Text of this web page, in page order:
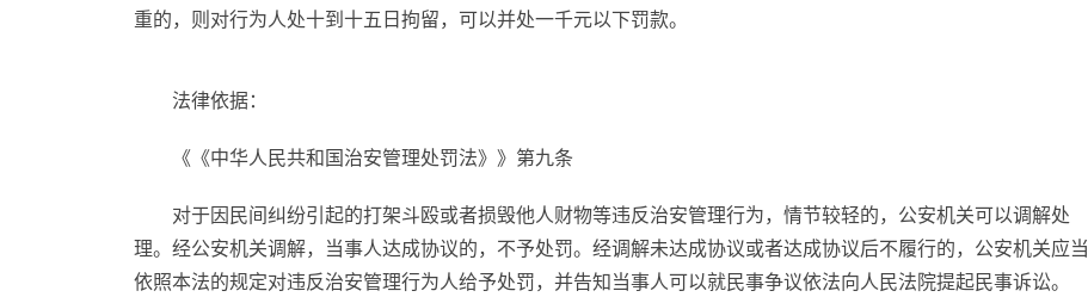
重的，则对行为人处十到十五日拘留，可以并处一千元以下罚款。
法律依据：
《《中华人民共和国治安管理处罚法》》第九条
对于因民间纠纷引起的打架斗殴或者损毁他人财物等违反治安管理行为，情节较轻的，公安机关可以调解处
理。经公安机关调解，当事人达成协议的，不予处罚。经调解未达成协议或者达成协议后不履行的，公安机关应当
依照本法的规定对违反治安管理行为人给予处罚，并告知当事人可以就民事争议依法向人民法院提起民事诉讼。